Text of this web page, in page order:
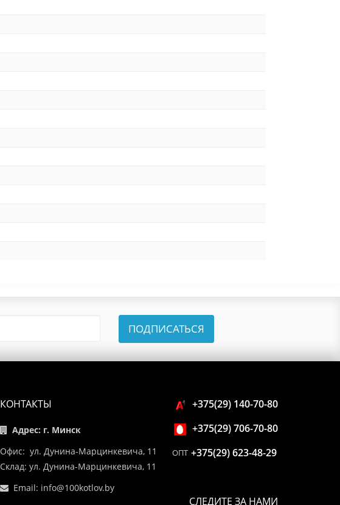
ПОДПИСАТЬСЯ
КОНТАКТЫ
Адрес: г. Минск
Офис: ул. Дунина-Марцинкевича, 11
Склад: ул. Дунина-Марцинкевича, 11
Email: info@100kotlov.by
+375(29) 140-70-80
+375(29) 706-70-80
ОПТ +375(29) 623-48-29
СЛЕДИТЕ ЗА НАМИ